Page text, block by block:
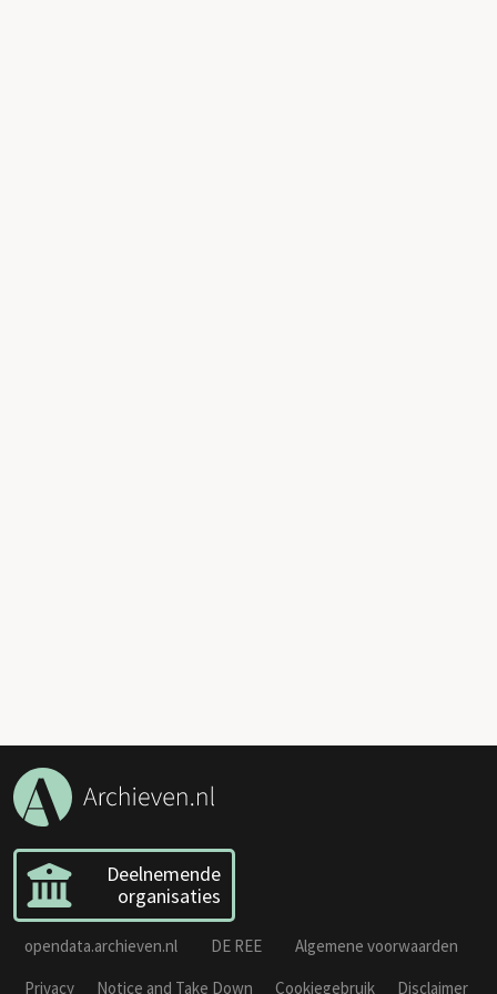
Deelnemende
organisaties
opendata.archieven.nl DE REE
Algemene voorwaarden
Privacy
Notice and Take Down Cookiegebruik
Disclaimer